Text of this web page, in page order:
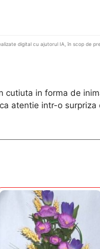
digital cu ajutorul IA, în scop de
cutiuta in forma de
atentie intr-o surpriza